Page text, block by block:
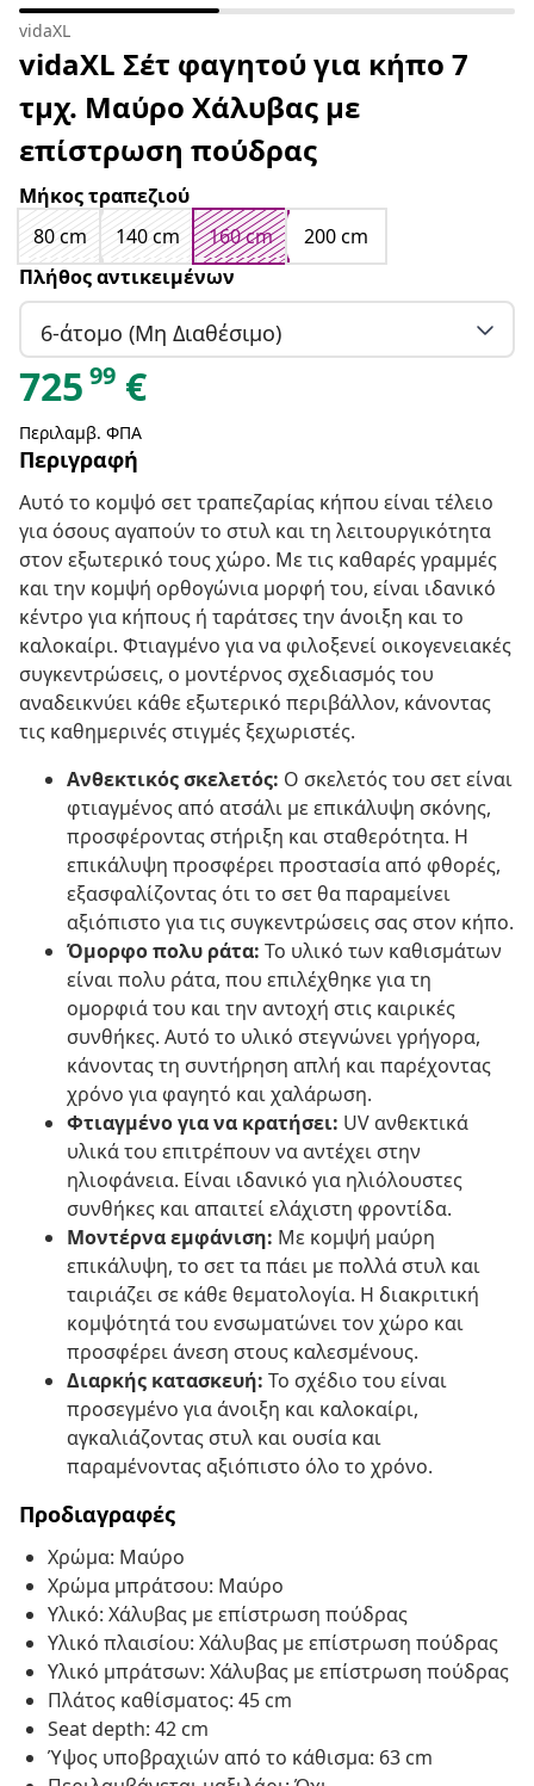
vidaXL
vidaXL Σέτ φαγητού για κήπο 7
τμχ. Μαύρο Χάλυβας με
επίστρωση πούδρας
Μήκος τραπεζιού
80 cm
140 cm 160 cm
200 cm
Πλήθος αντικειμένων
6-άτομο (Μη Διαθέσιμο)
725 99 €
Περιλαμβ. ΦΠΑ
Περιγραφή
Αυτό το κομψό σετ τραπεζαρίας κήπου είναι τέλειο
για όσους αγαπούν το στυλ και τη λειτουργικότητα
στον εξωτερικό τους χώρο. Με τις καθαρές γραμμές
και την κομψή ορθογώνια μορφή του, είναι ιδανικό
κέντρο για κήπους ή ταράτσες την άνοιξη και το
καλοκαίρι. Φτιαγμένο για να φιλοξενεί οικογενειακές
συγκεντρώσεις, ο μοντέρνος σχεδιασμός του
αναδεικνύει κάθε εξωτερικό περιβάλλον, κάνοντας
τις καθημερινές στιγμές ξεχωριστές.
Ανθεκτικός σκελετός: Ο σκελετός του σετ είναι
φτιαγμένος από ατσάλι με επικάλυψη σκόνης,
προσφέροντας στήριξη και σταθερότητα. Η
επικάλυψη προσφέρει προστασία από φθορές,
εξασφαλίζοντας ότι το σετ θα παραμείνει
αξιόπιστο για τις συγκεντρώσεις σας στον κήπο.
Όμορφο πολυ ράτα: Το υλικό των καθισμάτων
είναι πολυ ράτα, που επιλέχθηκε για τη
ομορφιά του και την αντοχή στις καιρικές
συνθήκες. Αυτό το υλικό στεγνώνει γρήγορα,
κάνοντας τη συντήρηση απλή και παρέχοντας
χρόνο για φαγητό και χαλάρωση.
Φτιαγμένο για να κρατήσει: UV ανθεκτικά
υλικά του επιτρέπουν να αντέχει στην
ηλιοφάνεια. Είναι ιδανικό για ηλιόλουστες
συνθήκες και απαιτεί ελάχιστη φροντίδα.
Μοντέρνα εμφάνιση: Με κομψή μαύρη
επικάλυψη, το σετ τα πάει με πολλά στυλ και
ταιριάζει σε κάθε θεματολογία. Η διακριτική
κομψότητά του ενσωματώνει τον χώρο και
προσφέρει άνεση στους καλεσμένους.
Διαρκής κατασκευή: Το σχέδιο του είναι
προσεγμένο για άνοιξη και καλοκαίρι,
αγκαλιάζοντας στυλ και ουσία και
παραμένοντας αξιόπιστο όλο το χρόνο.
Προδιαγραφές
Χρώμα: Μαύρο
Χρώμα μπράτσου: Μαύρο
Υλικό: Χάλυβας με επίστρωση πούδρας
Υλικό πλαισίου: Χάλυβας με επίστρωση πούδρας
Υλικό μπράτσων: Χάλυβας με επίστρωση πούδρας
Πλάτος καθίσματος: 45 cm
Seat depth: 42 cm
Ύψος υποβραχιών από το κάθισμα: 63 cm